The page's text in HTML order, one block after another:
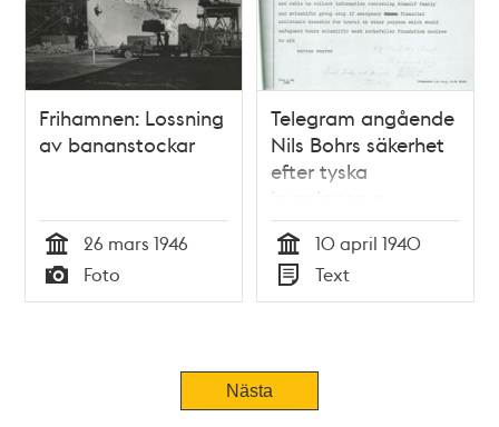
Frihamnen: Lossning
av bananstockar
Tid
26 mars 1946
Typ
Foto
Telegram angående
Nils Bohrs säkerhet
efter tyska
invasionen av
Danmark, 1940
Tid
10 april 1940
Typ
Text
Nästa